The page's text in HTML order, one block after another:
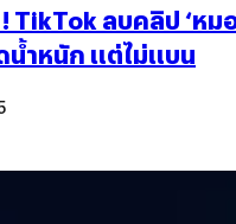
TikTok ลบคลิป ‘หม
น้ำหนัก แต่ไม่แบน